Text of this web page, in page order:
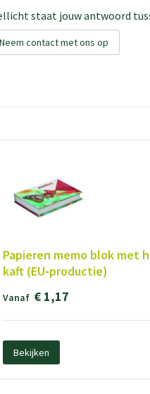
staat jouw antwoord
Neem contact met ons op
Papieren memo blok met
kaft (EU‑productie)
Vanaf € 1,17
Bekijken